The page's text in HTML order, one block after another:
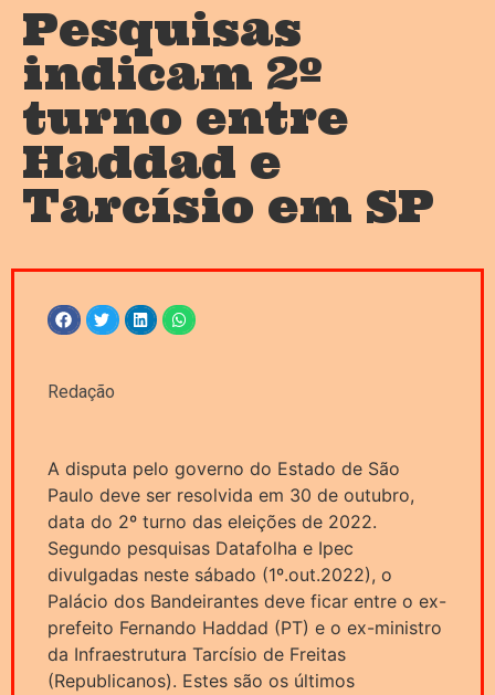
Pesquisas
indicam 2º
turno entre
Haddad e
Tarcísio em SP
Redação
A disputa pelo governo do Estado de São
Paulo deve ser resolvida em 30 de outubro,
data do 2º turno das eleições de 2022.
Segundo pesquisas Datafolha e Ipec
divulgadas neste sábado (1º.out.2022), o
Palácio dos Bandeirantes deve ficar entre o ex-
prefeito Fernando Haddad (PT) e o ex-ministro
da Infraestrutura Tarcísio de Freitas
(Republicanos). Estes são os últimos